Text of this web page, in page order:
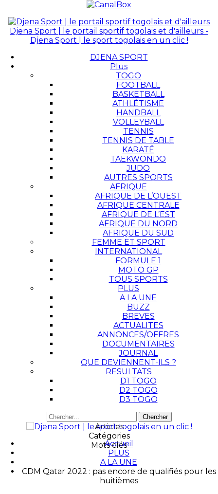
Djena Sport | le portail sportif togolais et d'ailleurs -
Djena Sport | le sport togolais en un clic !
DJENA SPORT
Plus
TOGO
FOOTBALL
BASKETBALL
ATHLÉTISME
HANDBALL
VOLLEYBALL
TENNIS
TENNIS DE TABLE
KARATÉ
TAEKWONDO
JUDO
AUTRES SPORTS
AFRIQUE
AFRIQUE DE L’OUEST
AFRIQUE CENTRALE
AFRIQUE DE L’EST
AFRIQUE DU NORD
AFRIQUE DU SUD
FEMME ET SPORT
INTERNATIONAL
FORMULE 1
MOTO GP
TOUS SPORTS
PLUS
A LA UNE
BUZZ
BREVES
ACTUALITES
ANNONCES/OFFRES
DOCUMENTAIRES
JOURNAL
QUE DEVIENNENT-ILS ?
RESULTATS
D1 TOGO
D2 TOGO
D3 TOGO
Articles
Catégories
Mots clés
Accueil
PLUS
A LA UNE
CDM Qatar 2022 : pas encore de qualifiés pour les
huitièmes